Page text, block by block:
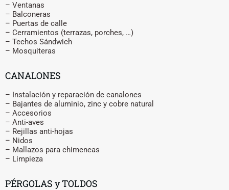
– Ventanas
– Balconeras
– Puertas de calle
– Cerramientos (terrazas, porches, …)
– Techos Sándwich
– Mosquiteras
CANALONES
– Instalación y reparación de canalones
– Bajantes de aluminio, zinc y cobre natural
– Accesorios
– Anti-aves
– Rejillas anti-hojas
– Nidos
– Mallazos para chimeneas
– Limpieza
PÉRGOLAS y TOLDOS